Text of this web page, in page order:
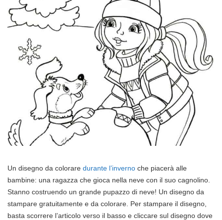
Un disegno da colorare durante l’inverno che piacerà alle
bambine: una ragazza che gioca nella neve con il suo cagnolino.
Stanno costruendo un grande pupazzo di neve! Un disegno da
stampare gratuitamente e da colorare. Per stampare il disegno,
basta scorrere l’articolo verso il basso e cliccare sul disegno dove